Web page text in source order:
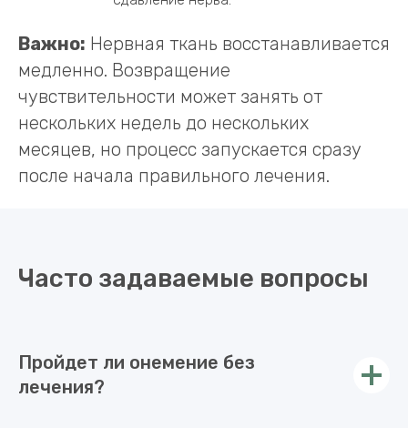
Важно: Нервная ткань восстанавливается
медленно. Возвращение
чувствительности может занять от
нескольких недель до нескольких
месяцев, но процесс запускается сразу
после начала правильного лечения.
Часто задаваемые вопросы
Пройдет ли онемение без
лечения?